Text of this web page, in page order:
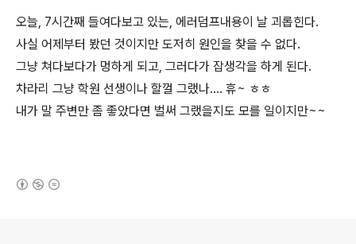
오늘, 7시간째 들여다보고 있는, 에러덤프내용이 날 괴롭힌다.
사실 어제부터 봤던 것이지만 도저히 원인을 찾을 수 없다.
그냥 쳐다보다가 멍하게 되고, 그러다가 잡생각을 하게 된다.
차라리 그냥 학원 선생이나 할껄 그랬나.... 휴~ ㅎㅎ
내가 말 주변만 좀 좋았다면 벌써 그랬을지도 모를 일이지만~~